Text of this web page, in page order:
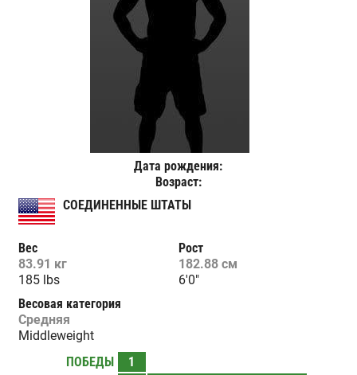
Дата рождения:
Возраст:
СОЕДИНЕННЫЕ ШТАТЫ
Вес
83.91 кг
185 lbs
Рост
182.88 см
6'0"
Весовая категория
Средняя
Middleweight
ПОБЕДЫ
1